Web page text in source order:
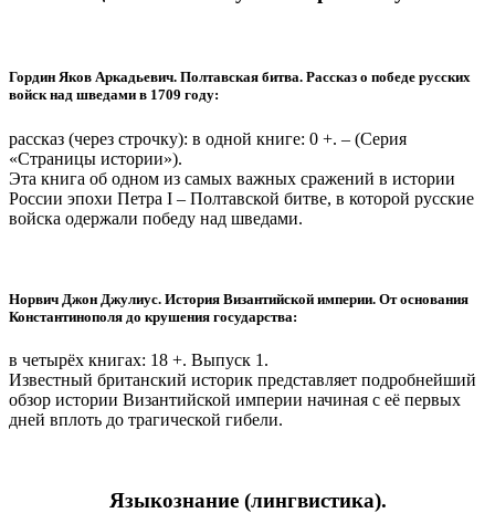
Гордин Яков Аркадьевич. Полтавская битва. Рассказ о победе русских
войск над шведами в 1709 году:
рассказ (через строчку): в одной книге: 0 +. – (Серия
«Страницы истории»).
Эта книга об одном из самых важных сражений в истории
России эпохи Петра I – Полтавской битве, в которой русские
войска одержали победу над шведами.
Норвич Джон Джулиус. История Византийской империи. От основания
Константинополя до крушения государства:
в четырёх книгах: 18 +. Выпуск 1.
Известный британский историк представляет подробнейший
обзор истории Византийской империи начиная с её первых
дней вплоть до трагической гибели.
Языкознание (лингвистика).